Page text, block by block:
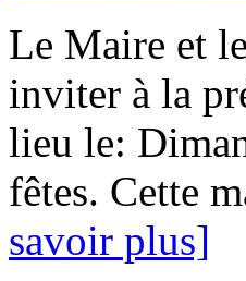
Le Maire et
inviter à la
lieu le:
fêtes. Cette
savoir plus]